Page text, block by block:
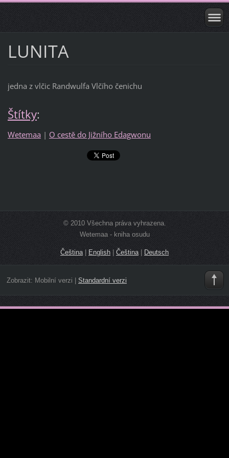
LUNITA
jedna z vlčic Randwulfa Vlčího čenichu
Štítky:
Wetemaa | O cestě do Jižního Edagwonu
© 2010 Všechna práva vyhrazena.
Wetemaa - kniha osudu
Čeština English Čeština Deutsch
Zobrazit: Mobilní verzi Standardní verzi